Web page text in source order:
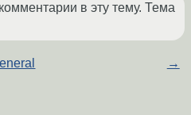
в эту тему. Тема
→